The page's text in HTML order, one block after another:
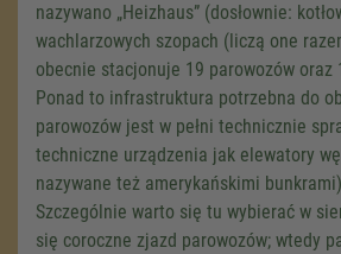
nazywano „Heizhaus” (dosłownie:
wachlarzowych szopach (liczą one
obecnie stacjonuje 19 parowozów oraz
Ponad to infrastruktura potrzebna do
parowozów jest w pełni technicznie
techniczne urządzenia jak elewatory
nazywane też amerykańskimi
Szczególnie warto się tu wybierać w
się coroczne zjazd parowozów; wtedy